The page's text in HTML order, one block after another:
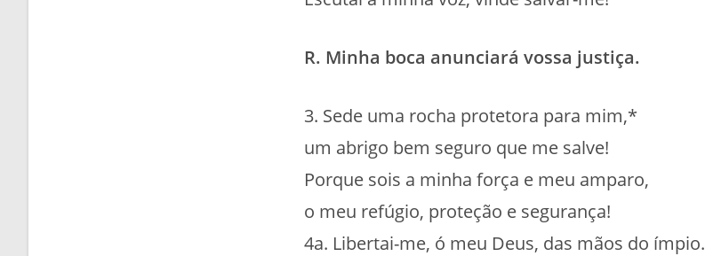
R. Minha boca anunciará vossa justiça.
3. Sede uma rocha protetora para mim,*
um abrigo bem seguro que me salve!
Porque sois a minha força e meu amparo,
o meu refúgio, proteção e segurança!
4a. Libertai-me, ó meu Deus, das mãos do ímpio.